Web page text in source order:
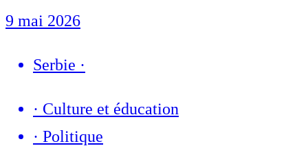
9 mai 2026
Serbie ·
· Culture et éducation
· Politique